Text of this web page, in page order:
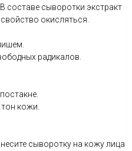
составе сыворотки экстракт
окисляться.
радикалов.
кожи.
сыворотку на кожу лица